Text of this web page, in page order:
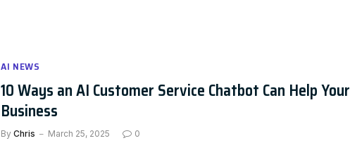
AI NEWS
10 Ways an AI Customer Service Chatbot Can Help Your
Business
By Chris March 25, 2025 0